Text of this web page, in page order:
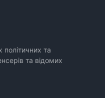
політичних та
та відомих